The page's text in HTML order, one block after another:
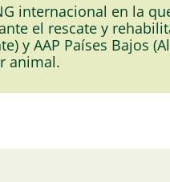
internacional en la
el rescate y
y AAP Países Bajos
animal.